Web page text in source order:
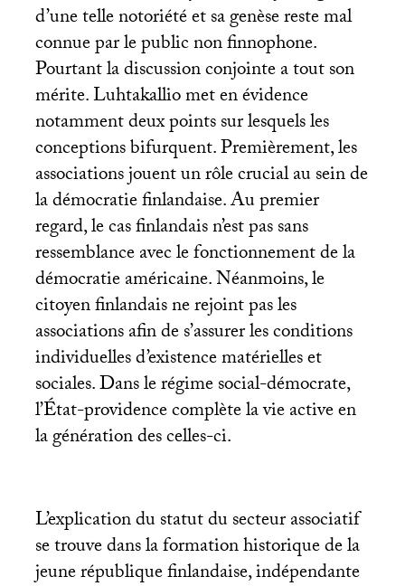
d’une telle notoriété et sa genèse reste mal
connue par le public non finnophone.
Pourtant la discussion conjointe a tout son
mérite. Luhtakallio met en évidence
notamment deux points sur lesquels les
conceptions bifurquent. Premièrement, les
associations jouent un rôle crucial au sein de
la démocratie finlandaise. Au premier
regard, le cas finlandais n’est pas sans
ressemblance avec le fonctionnement de la
démocratie américaine. Néanmoins, le
citoyen finlandais ne rejoint pas les
associations afin de s’assurer les conditions
individuelles d’existence matérielles et
sociales. Dans le régime social-démocrate,
l’État-providence complète la vie active en
la génération des celles-ci.
L’explication du statut du secteur associatif
se trouve dans la formation historique de la
jeune république finlandaise, indépendante